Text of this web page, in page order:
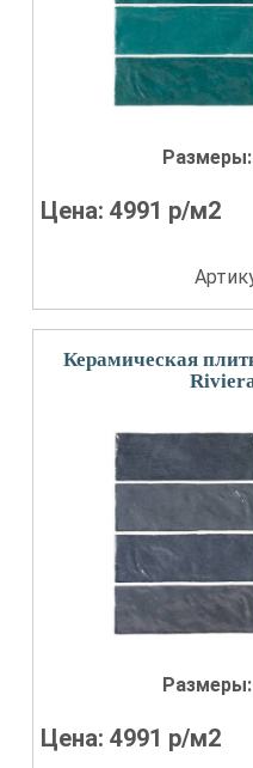
Размеры:
Цена:4991 р/м2
Керамическая
Размеры:
Цена:4991 р/м2